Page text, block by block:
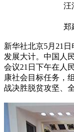
汪
郑
新华社北京5月21
发展大计。中国人
会议21日下午在人
康社会目标任务，
战决胜脱贫攻坚、